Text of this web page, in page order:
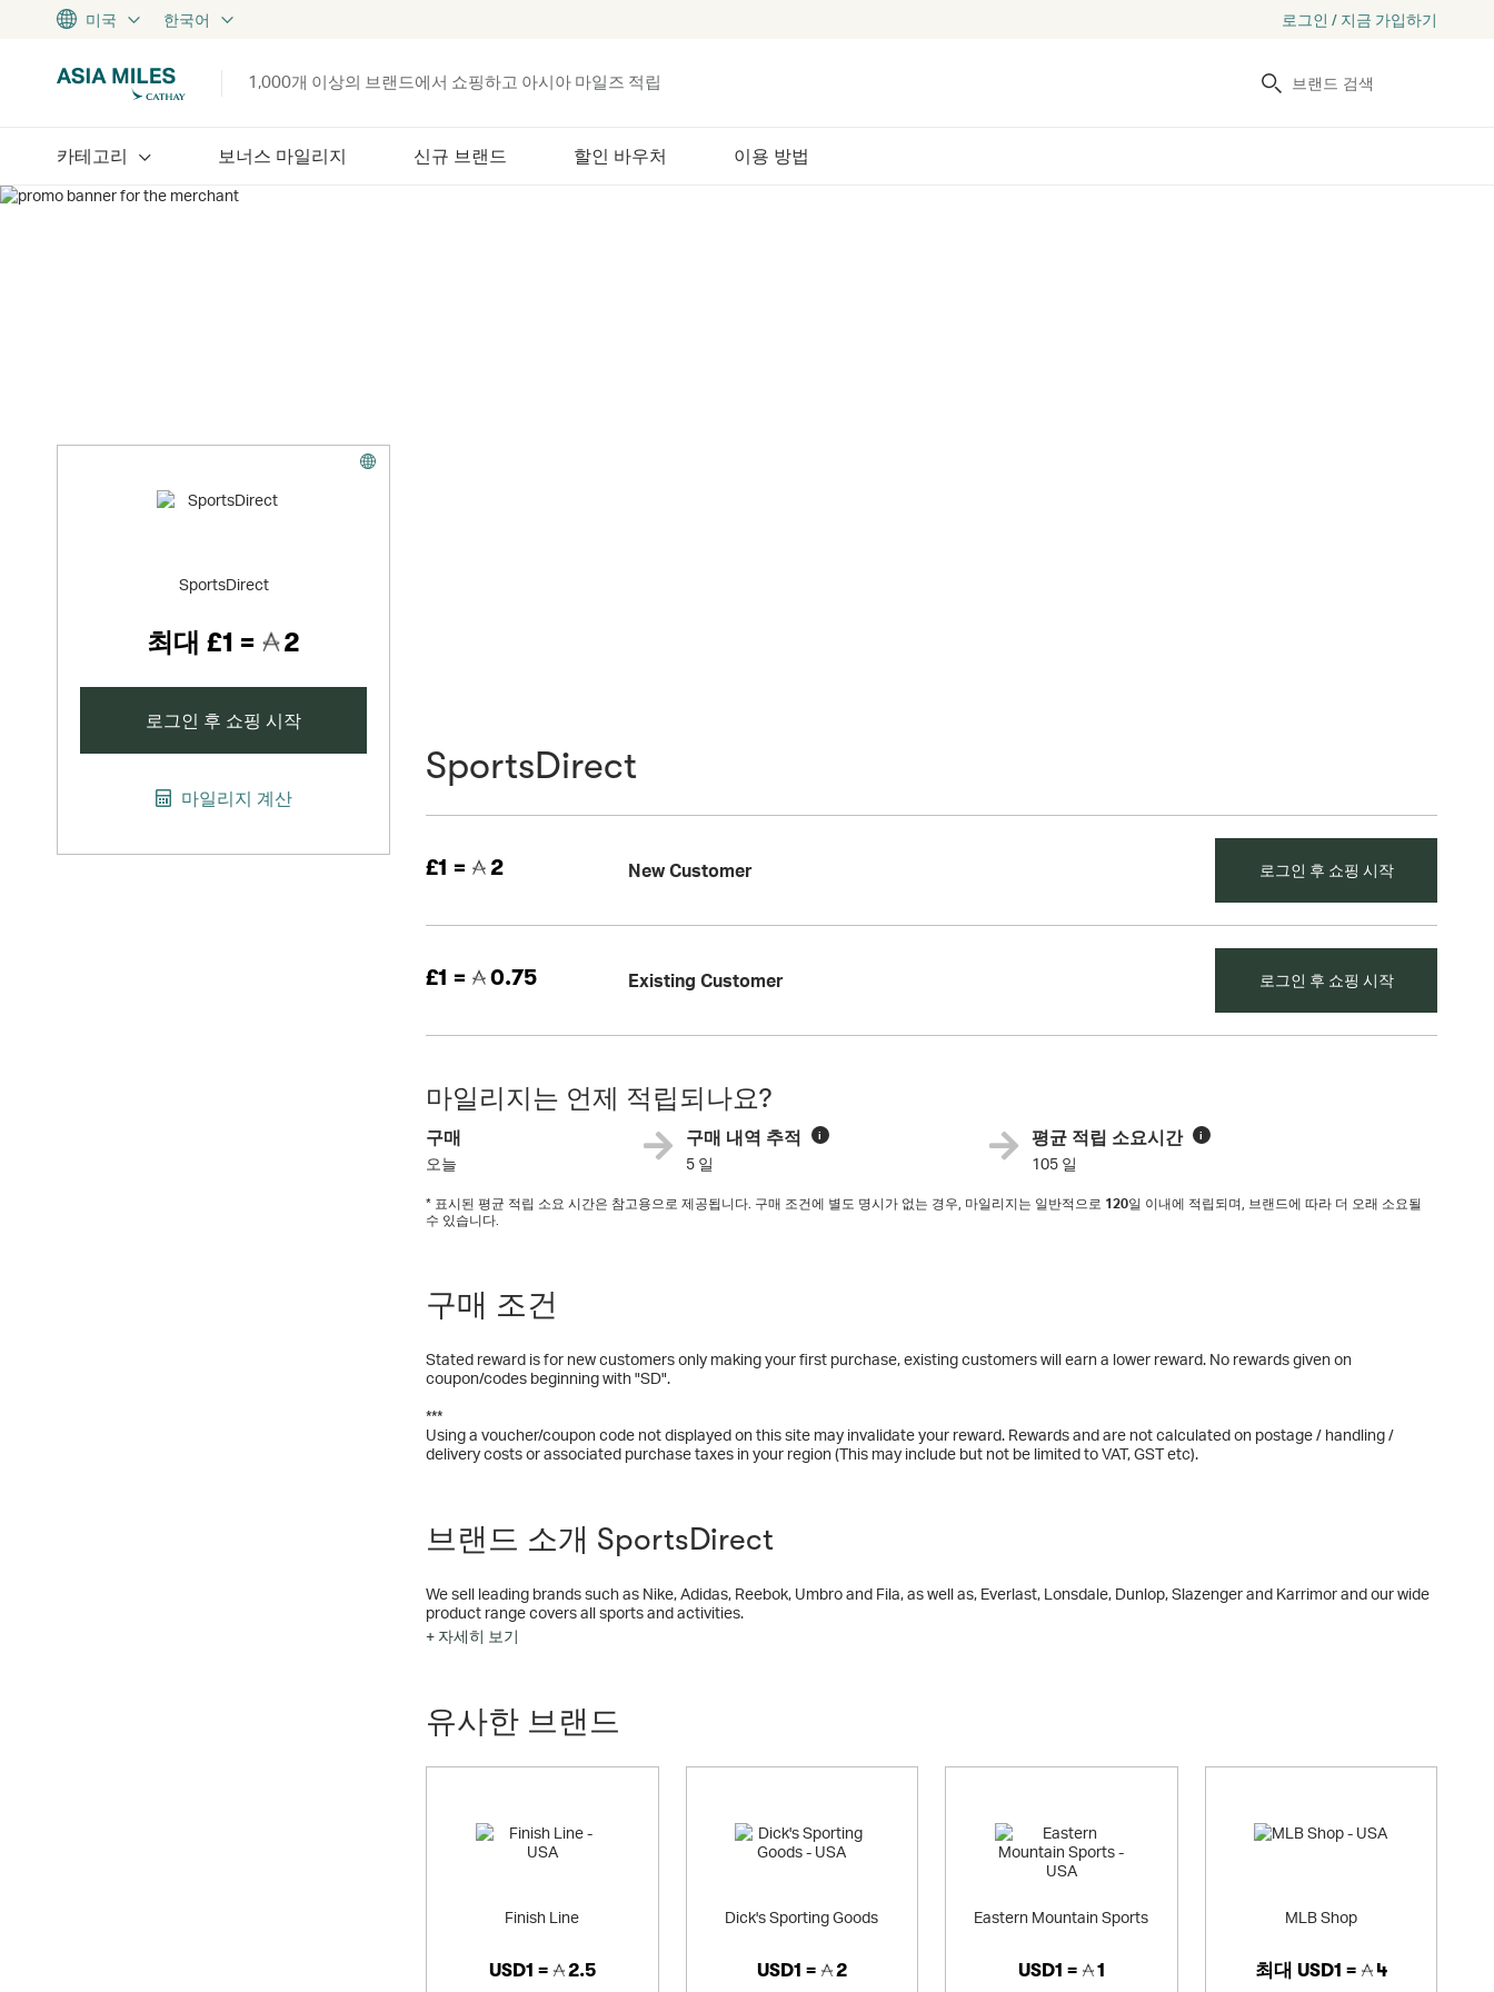
미국 한국어 로그인 / 지금 가입하기
1,000개 이상의 브랜드에서 쇼핑하고 아시아 마일즈 적립 검색
카테고리 보너스 마일리지 신규 브랜드 할인 바우처 이용 방법
SportsDirect
최대 £1 = 2
로그인 후 쇼핑 시작
마일리지 계산
SportsDirect
£1 = 2 New Customer 로그인 후 쇼핑 시작
£1 = 0.75 Existing Customer 로그인 후 쇼핑 시작
마일리지는 언제 적립되나요?
구매
오늘
구매 내역 추적 i
5 일
평균 적립 소요시간 i
105 일
* 표시된 평균 적립 소요 시간은 참고용으로 제공됩니다. 구매 조건에 별도 명시가 없는 경우, 마일리지는 일반적으로 120일 이내에 적립되며, 브랜드에 따라 더 오래 소요될
수 있습니다.
구매 조건
Stated reward is for new customers only making your first purchase, existing customers will earn a lower reward. No rewards given on
coupon/codes beginning with "SD".
***
Using a voucher/coupon code not displayed on this site may invalidate your reward. Rewards and are not calculated on postage / handling /
delivery costs or associated purchase taxes in your region (This may include but not be limited to VAT, GST etc).
브랜드 소개 SportsDirect
We sell leading brands such as Nike, Adidas, Reebok, Umbro and Fila, as well as, Everlast, Lonsdale, Dunlop, Slazenger and Karrimor and our wide
product range covers all sports and activities.
Alongside our many retail outlets, www.sportsdirect.com not only allows you to access all the great brands you will see in our stores but have
+ 자세히 보기
유사한 브랜드
Finish Line
USD1 = 2.5
Dick's Sporting Goods
USD1 = 2
Eastern Mountain Sports
USD1 = 1
MLB Shop
최대 USD1 = 4